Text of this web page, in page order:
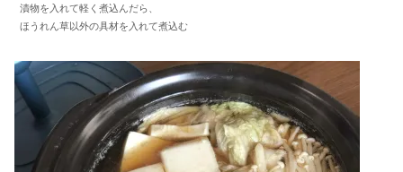
漬物を入れて軽く煮込んだら、
ほうれん草以外の具材を入れて煮込む